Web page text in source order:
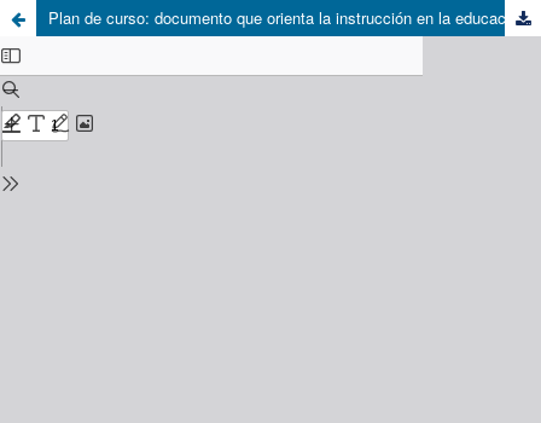
Plan de curso: documento que orienta la instrucción en la educación a distancia (caso una)